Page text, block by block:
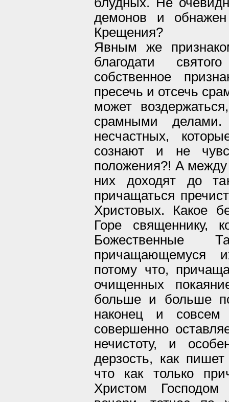
демонов и
Крещения?
Явным же
благодати
собственное
пресечь и отсечь
может
срамными
несчастных,
сознают и не
положения?! А
них доходят до
причащаться
Христовых. Какое
Горе священнику,
причащающемуся
потому что,
очищенных
больше и больше
наконец и
совершенно
нечистоту, и
дерзость, как
что как только
Христом